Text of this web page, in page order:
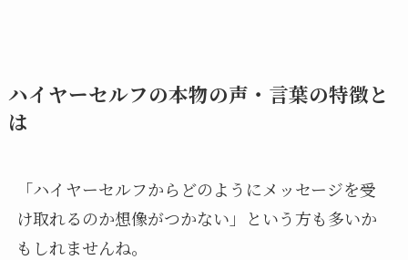
ハイヤーセルフの本物の声・言葉の特徴と
は
「ハイヤーセルフからどのようにメッセージを受
け取れるのか想像がつかない」という方も多いか
もしれませんね。